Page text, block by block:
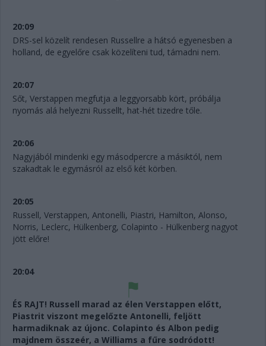
20:09
DRS-sel közelít rendesen Russellre a hátsó egyenesben a
holland, de egyelőre csak közelíteni tud, támadni nem.
20:07
Sőt, Verstappen megfutja a leggyorsabb kört, próbálja
nyomás alá helyezni Russellt, hat-hét tizedre tőle.
20:06
Nagyjából mindenki egy másodpercre a másiktól, nem
szakadtak le egymásról az első két körben.
20:05
Russell, Verstappen, Antonelli, Piastri, Hamilton, Alonso,
Norris, Leclerc, Hülkenberg, Colapinto - Hülkenberg nagyot
jött előre!
20:04
ÉS RAJT! Russell marad az élen Verstappen előtt,
Piastrit viszont megelőzte Antonelli, feljött
harmadiknak az újonc. Colapinto és Albon pedig
majdnem összeér, a Williams a fűre sodródott!